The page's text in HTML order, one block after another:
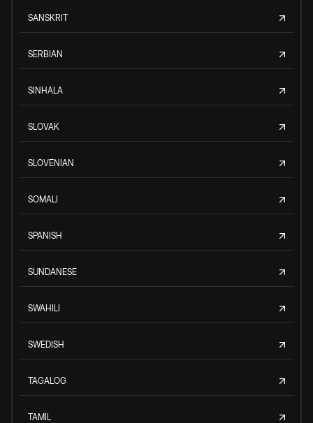
SANSKRIT
SERBIAN
SINHALA
SLOVAK
SLOVENIAN
SOMALI
SPANISH
SUNDANESE
SWAHILI
SWEDISH
TAGALOG
TAMIL